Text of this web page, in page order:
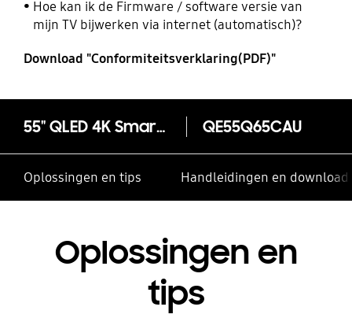
Hoe kan ik de Firmware / software versie van
mijn TV bijwerken via internet (automatisch)?
Download "Conformiteitsverklaring(PDF)"
55" QLED 4K Smart TV Q65C (2023) QE55Q65CAU
Oplossingen en tips Handleidingen en
Oplossingen en
tips